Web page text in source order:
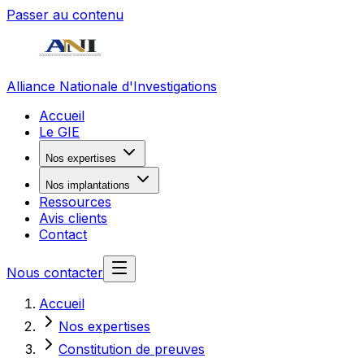
Passer au contenu
Alliance Nationale d'Investigations
Accueil
Le GIE
Nos expertises
Nos implantations
Ressources
Avis clients
Contact
Nous contacter
Accueil
Nos expertises
Constitution de preuves